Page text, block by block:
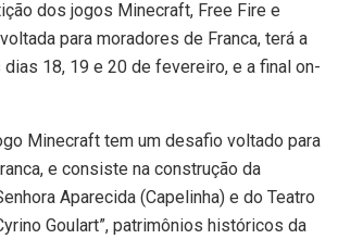
dos jogos Minecraft, Free Fire e
para moradores de Franca, terá a
18, 19 e 20 de fevereiro, e a final on-
Minecraft tem um desafio voltado para
e consiste na construção da
Aparecida (Capelinha) e do Teatro
Goulart”, patrimônios históricos da